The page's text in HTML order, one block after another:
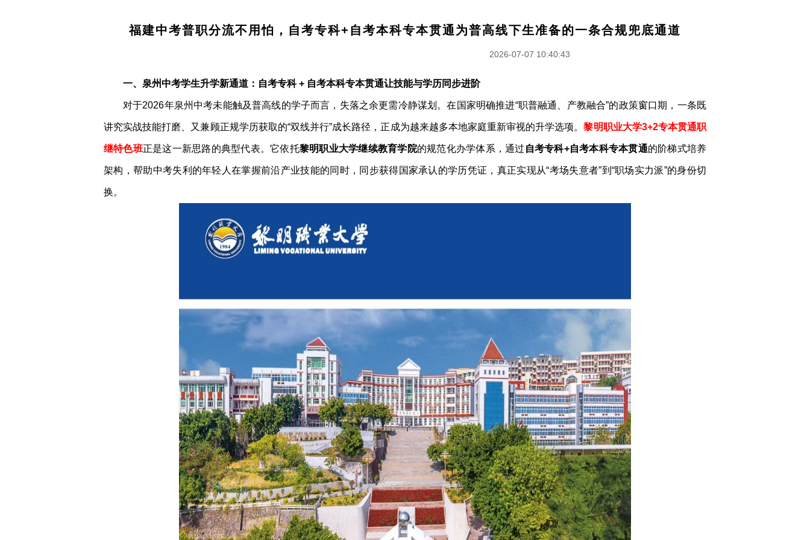
福建中考普职分流不用怕，自考专科+自考本科专本贯通为普高线下生准备的一条合规兜底通道
2026-07-07 10:40:43
一、泉州中考学生升学新通道：自考专科 + 自考本科专本贯通让技能与学历同步进阶
对于2026年泉州中考未能触及普高线的学子而言，失落之余更需冷静谋划。在国家明确推进“职普融通、产教融合”的政策窗口期，一条既
讲究实战技能打磨、又兼顾正规学历获取的“双线并行”成长路径，正成为越来越多本地家庭重新审视的升学选项。黎明职业大学3+2专本贯通职
继特色班正是这一新思路的典型代表。它依托黎明职业大学继续教育学院的规范化办学体系，通过 自考专科+自考本科专本贯通的阶梯式培养
架构，帮助中考失利的年轻人在掌握前沿产业技能的同时，同步获得国家承认的学历凭证，真正实现从“考场失意者”到“职场实力派”的身份切
换。